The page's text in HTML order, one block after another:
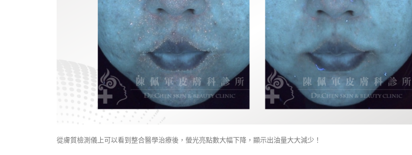
從膚質檢測儀上可以看到整合醫學治療後，螢光亮點數大幅下降，顯示出油量大大減少！